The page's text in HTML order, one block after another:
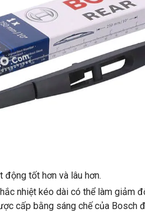
tốt hơn và lâu hơn.
nhiệt kéo dài có thể làm giảm
cấp bằng sáng chế của Bosch